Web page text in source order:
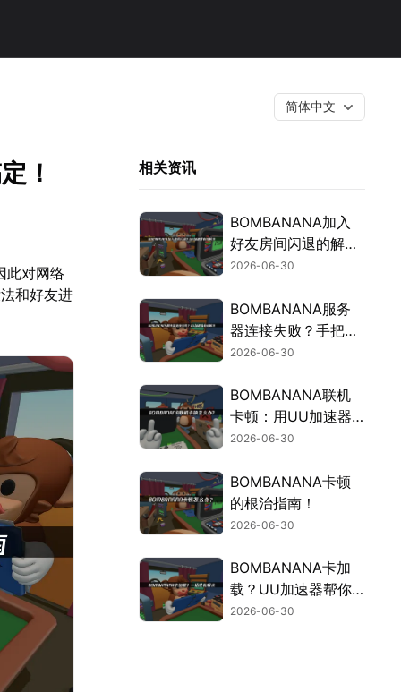
简体中文
！
此对网络
和好友进
相关资讯
BOMBANANA加入
好友房间闪退的解决
指南：用UU加速器
2026-06-30
BOMBANANA服务
器连接失败？手把手
教你解决网络卡顿与
2026-06-30
BOMBANANA联机
卡顿：用UU加速器
告别卡顿延迟！
2026-06-30
BOMBANANA卡顿
的根治指南！
2026-06-30
BOMBANANA卡加
载？UU加速器帮你
秒进对局！
2026-06-30